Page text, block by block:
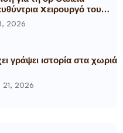
Xειρουργό του
2026
γράψει ιστορία στα χωριά
21, 2026